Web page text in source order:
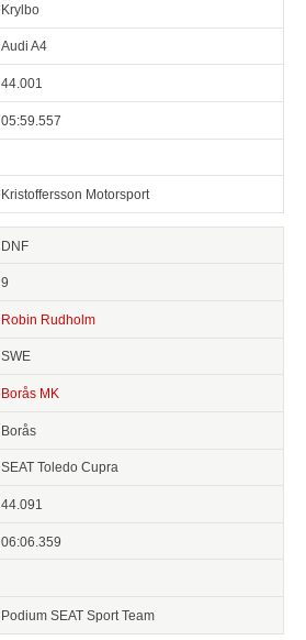
Krylbo
Audi A4
44.001
05:59.557
Kristoffersson Motorsport
DNF
9
Robin Rudholm
SWE
Borås MK
Borås
SEAT Toledo Cupra
44.091
06:06.359
Podium SEAT Sport Team